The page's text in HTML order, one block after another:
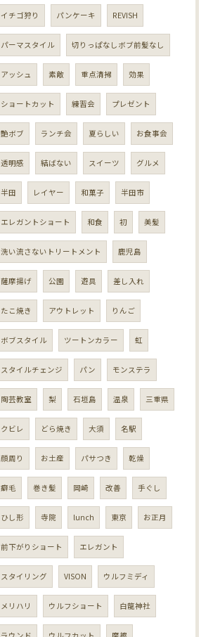
イチゴ狩り パンケーキ REVISH
パーマスタイル 切りっぱなしボブ前髪なし
アッシュ 素敵 重点清掃 効果
ショートカット 練習会 プレゼント
艶ボブ ランチ会 夏らしい お食事会
透明感 結ばない スイーツ グルメ
半田 レイヤー 和菓子 半田市
エレガントショート 和食 初 美髪
洗い流さないトリートメント 鹿児島
薩摩揚げ 公園 遊具 差し入れ
たこ焼き アウトレット りんご
ボブスタイル ツートンカラー 虹
スタイルチェンジ パン モンステラ
陶芸教室 梨 石垣島 温泉 三重県
クビレ どら焼き 大須 名駅
顔周り お土産 パサつき 乾燥
癖毛 巻き髪 岡崎 改善 手ぐし
ひし形 寺院 lunch 東京 お正月
前下がりショート エレガント
スタイリング VISON ウルフミディ
メリハリ ウルフショート 白龍神社